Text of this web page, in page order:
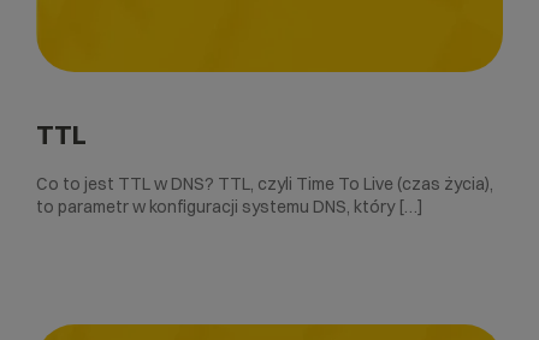
TTL
Co to jest TTL w DNS? TTL, czyli Time To Live (czas życia),
to parametr w konfiguracji systemu DNS, który […]